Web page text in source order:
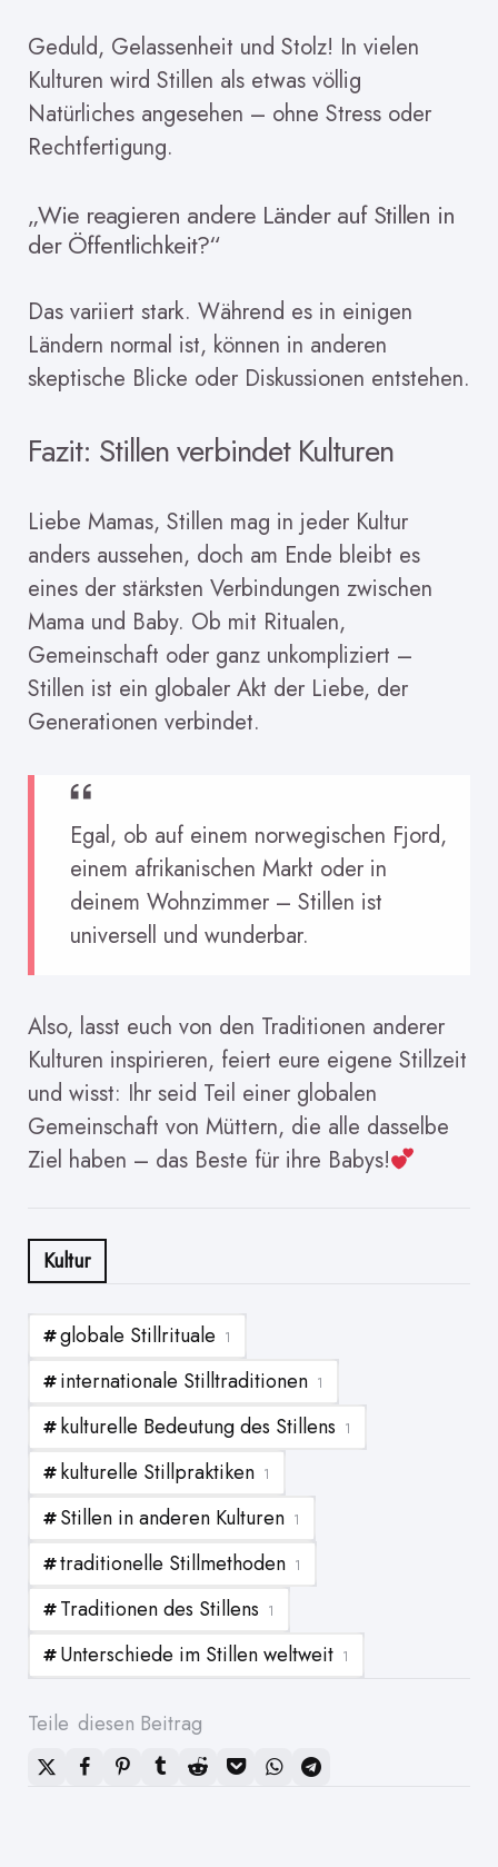
Geduld, Gelassenheit und Stolz! In vielen
Kulturen wird Stillen als etwas völlig
Natürliches angesehen – ohne Stress oder
Rechtfertigung.
„Wie reagieren andere Länder auf Stillen in
der Öffentlichkeit?“
Das variiert stark. Während es in einigen
Ländern normal ist, können in anderen
skeptische Blicke oder Diskussionen entstehen.
Fazit: Stillen verbindet Kulturen
Liebe Mamas, Stillen mag in jeder Kultur
anders aussehen, doch am Ende bleibt es
eines der stärksten Verbindungen zwischen
Mama und Baby. Ob mit Ritualen,
Gemeinschaft oder ganz unkompliziert –
Stillen ist ein globaler Akt der Liebe, der
Generationen verbindet.
Egal, ob auf einem norwegischen Fjord,
einem afrikanischen Markt oder in
deinem Wohnzimmer – Stillen ist
universell und wunderbar.
Also, lasst euch von den Traditionen anderer
Kulturen inspirieren, feiert eure eigene Stillzeit
und wisst: Ihr seid Teil einer globalen
Gemeinschaft von Müttern, die alle dasselbe
Ziel haben – das Beste für ihre Babys!
Kultur
globale Stillrituale 1
internationale Stilltraditionen 1
kulturelle Bedeutung des Stillens 1
kulturelle Stillpraktiken 1
Stillen in anderen Kulturen 1
traditionelle Stillmethoden 1
Traditionen des Stillens 1
Unterschiede im Stillen weltweit 1
Teile diesen Beitrag